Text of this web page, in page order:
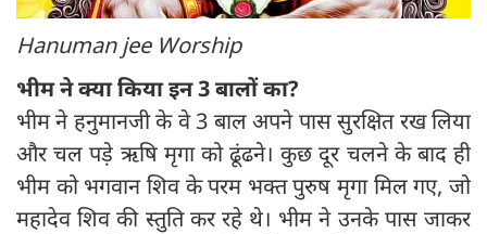
Hanuman jee Worship
भीम ने क्या किया इन 3 बालों का?
भीम ने हनुमानजी के वे 3 बाल अपने पास सुरक्षित रख लिया
और चल पड़े ऋषि मृगा को ढूंढने। कुछ दूर चलने के बाद ही
भीम को भगवान शिव के परम भक्त पुरुष मृगा मिल गए, जो
महादेव शिव की स्तुति कर रहे थे। भीम ने उनके पास जाकर